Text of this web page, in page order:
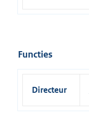
k
Functies
Directeur